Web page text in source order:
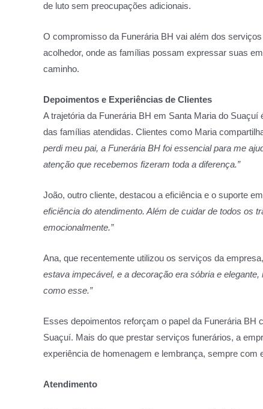
de luto sem preocupações adicionais.
O compromisso da Funerária BH vai além dos
acolhedor, onde as famílias possam expressar suas
caminho.
Depoimentos e Experiências de Clientes
A trajetória da Funerária BH em Santa Maria do
das famílias atendidas. Clientes como Maria
perdi meu pai, a Funerária BH foi essencial para me
atenção que recebemos fizeram toda a diferença.”
João, outro cliente, destacou a eficiência e o suporte
eficiência do atendimento. Além de cuidar de todos os
emocionalmente.”
Ana, que recentemente utilizou os serviços da
estava impecável, e a decoração era sóbria e
como esse.”
Esses depoimentos reforçam o papel da Funerária BH
Suaçuí. Mais do que prestar serviços funerários, a
experiência de homenagem e lembrança, sempre com
Atendimento